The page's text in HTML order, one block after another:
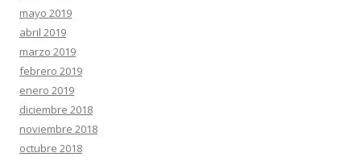
mayo 2019
abril 2019
marzo 2019
febrero 2019
enero 2019
diciembre 2018
noviembre 2018
octubre 2018